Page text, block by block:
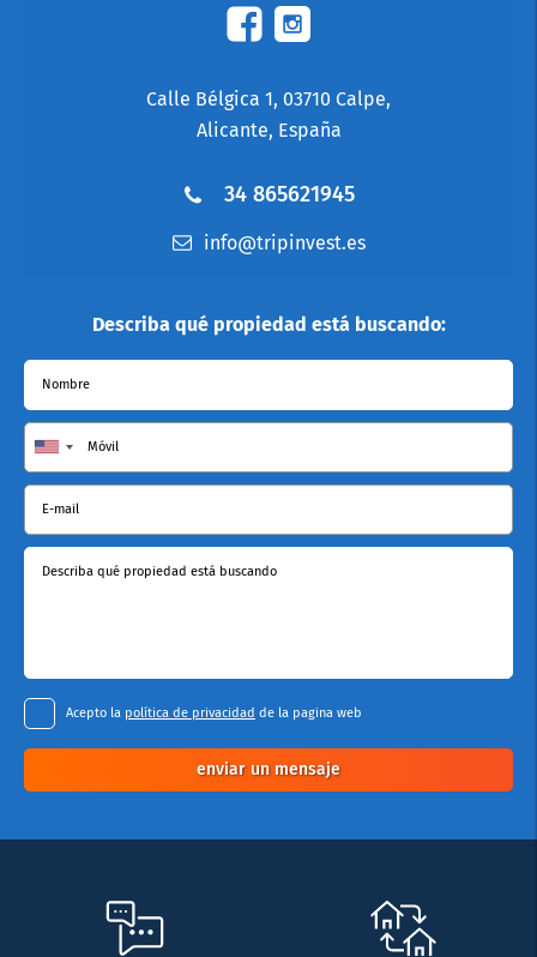
Calle Bélgica 1, 03710 Calpe,
Alicante, España
34 865621945
info@tripinvest.es
Describa qué propiedad está buscando:
Nombre
Móvil
E-mail
Describa qué propiedad está buscando
Acepto la política de privacidad de la pagina web